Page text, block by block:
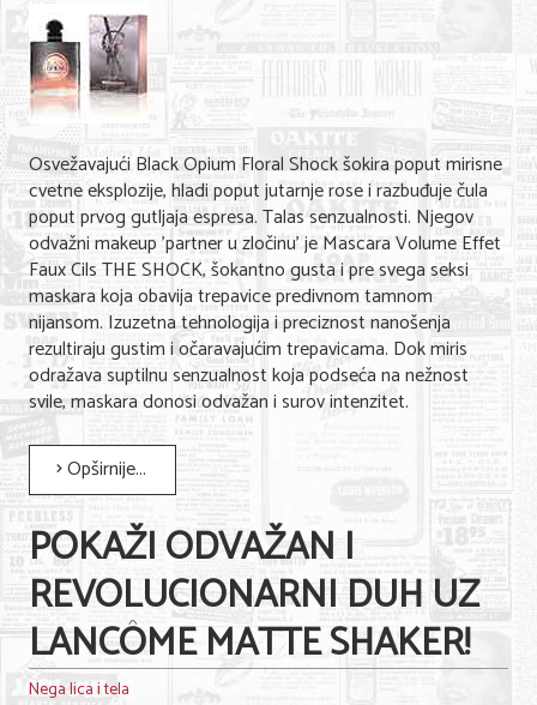
Sve za decu
Gastronomija
Kuća i bašta
Zdravlje i medicina
Sport i rekreacija
Hobi i razonoda
ADRESAR
Posao
Usluge
Nega lica i tela
Shopping
Sve za venčanje
Sve za decu
Kuća i bašta
Osvežavajući Black Opium Floral Shock šokira poput mirisne
cvetne eksplozije, hladi poput jutarnje rose i razbuđuje čula
poput prvog gutljaja espresa. Talas senzualnosti. Njegov
odvažni makeup 'partner u zločinu' je Mascara Volume Effet
Faux Cils THE SHOCK, šokantno gusta i pre svega seksi
maskara koja obavija trepavice predivnom tamnom
nijansom. Izuzetna tehnologija i preciznost nanošenja
rezultiraju gustim i očaravajućim trepavicama. Dok miris
odražava suptilnu senzualnost koja podseća na nežnost
svile, maskara donosi odvažan i surov intenzitet.
Opširnije...
POKAŽI ODVAŽAN I
REVOLUCIONARNI DUH UZ
LANCÔME MATTE SHAKER!
Nega lica i tela